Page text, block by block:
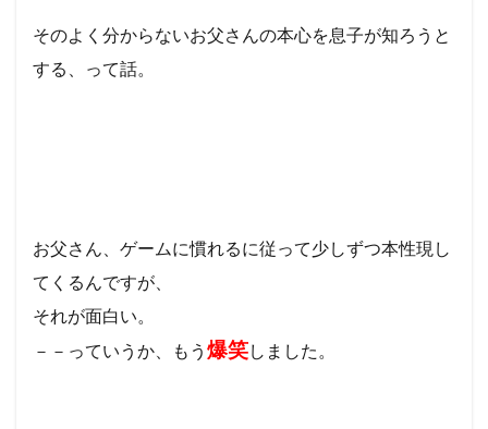
そのよく分からないお父さんの本心を息子が知ろうと
する、って話。
お父さん、ゲームに慣れるに従って少しずつ本性現し
てくるんですが、
それが面白い。
－－っていうか、もう 爆笑しました。